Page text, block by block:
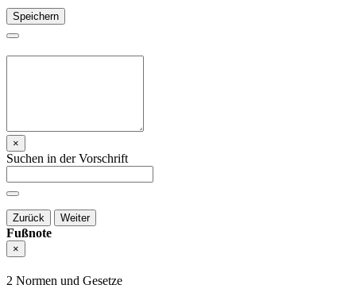
Speichern
×
Suchen in der Vorschrift
Zurück Weiter
Fußnote
×
2 Normen und Gesetze